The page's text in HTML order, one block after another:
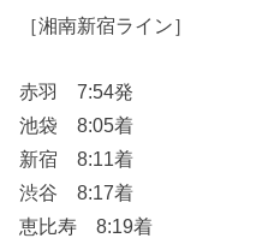
［湘南新宿ライン］
赤羽 7:54発
池袋 8:05着
新宿 8:11着
渋谷 8:17着
恵比寿 8:19着